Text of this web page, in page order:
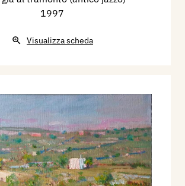
1997
Visualizza scheda